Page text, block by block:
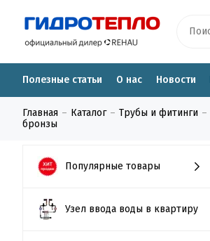
Полезные статьи О нас Новости
Главная Каталог Трубы и фитинги
бронзы
Популярные товары
Узел ввода воды в квартиру